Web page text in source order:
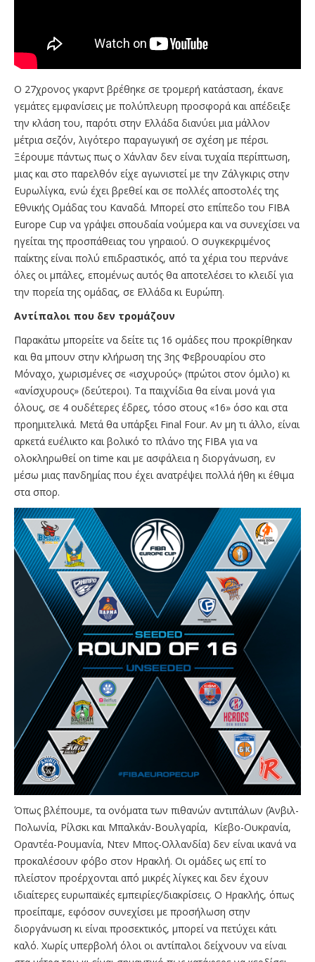
Ο 27χρονος γκαρντ βρέθηκε σε τρομερή κατάσταση, έκανε
γεμάτες εμφανίσεις με πολύπλευρη προσφορά και απέδειξε
την κλάση του, παρότι στην Ελλάδα διανύει μια μάλλον
μέτρια σεζόν, λιγότερο παραγωγική σε σχέση με πέρσι.
Ξέρουμε πάντως πως ο Χάνλαν δεν είναι τυχαία περίπτωση,
μιας και στο παρελθόν είχε αγωνιστεί με την Ζάλγκιρις στην
Ευρωλίγκα, ενώ έχει βρεθεί και σε πολλές αποστολές της
Εθνικής Ομάδας του Καναδά. Μπορεί στο επίπεδο του FIBA
Europe Cup να γράψει σπουδαία νούμερα και να συνεχίσει να
ηγείται της προσπάθειας του γηραιού. Ο συγκεκριμένος
παίκτης είναι πολύ επιδραστικός, από τα χέρια του περνάνε
όλες οι μπάλες, επομένως αυτός θα αποτελέσει το κλειδί για
την πορεία της ομάδας, σε Ελλάδα κι Ευρώπη.
Αντίπαλοι που δεν τρομάζουν
Παρακάτω μπορείτε να δείτε τις 16 ομάδες που προκρίθηκαν
και θα μπουν στην κλήρωση της 3ης Φεβρουαρίου στο
Μόναχο, χωρισμένες σε «ισχυρούς» (πρώτοι στον όμιλο) κι
«ανίσχυρους» (δεύτεροι). Τα παιχνίδια θα είναι μονά για
όλους, σε 4 ουδέτερες έδρες, τόσο στους «16» όσο και στα
προημιτελικά. Μετά θα υπάρξει Final Four. Αν μη τι άλλο, είναι
αρκετά ευέλικτο και βολικό το πλάνο της FIBA για να
ολοκληρωθεί on time και με ασφάλεια η διοργάνωση, εν
μέσω μιας πανδημίας που έχει ανατρέψει πολλά ήθη κι έθιμα
στα σπορ.
Όπως βλέπουμε, τα ονόματα των πιθανών αντιπάλων (Άνβιλ-
Πολωνία, Ρίλσκι και Μπαλκάν-Βουλγαρία, Κίεβο-Ουκρανία,
Οραντέα-Ρουμανία, Ντεν Μπος-Ολλανδία) δεν είναι ικανά να
προκαλέσουν φόβο στον Ηρακλή. Οι ομάδες ως επί το
πλείστον προέρχονται από μικρές λίγκες και δεν έχουν
ιδιαίτερες ευρωπαϊκές εμπειρίες/διακρίσεις. Ο Ηρακλής, όπως
προείπαμε, εφόσον συνεχίσει με προσήλωση στην
διοργάνωση κι είναι προσεκτικός, μπορεί να πετύχει κάτι
καλό. Χωρίς υπερβολή όλοι οι αντίπαλοι δείχνουν να είναι